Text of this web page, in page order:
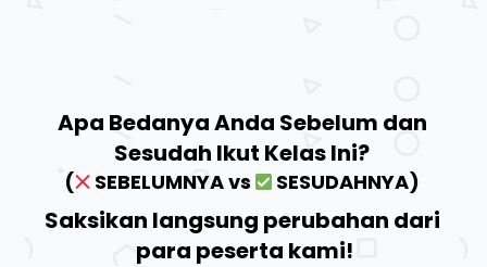
Apa Bedanya Anda Sebelum dan
Sesudah Ikut Kelas Ini?
( SEBELUMNYA vs SESUDAHNYA)
Saksikan langsung perubahan dari
para peserta kami!